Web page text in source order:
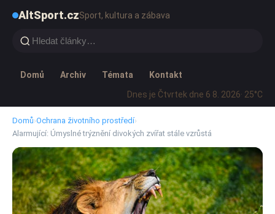
AltSport.czSport, kultura a zábava
Domů Archiv Témata
Kontakt
Dnes je Čtvrtek dne 6 8. 2026· 25°C
Domů›Ochrana životního prostředí›
Alarmující: Úmyslné trýznění divokých zvířat stále vzrůstá